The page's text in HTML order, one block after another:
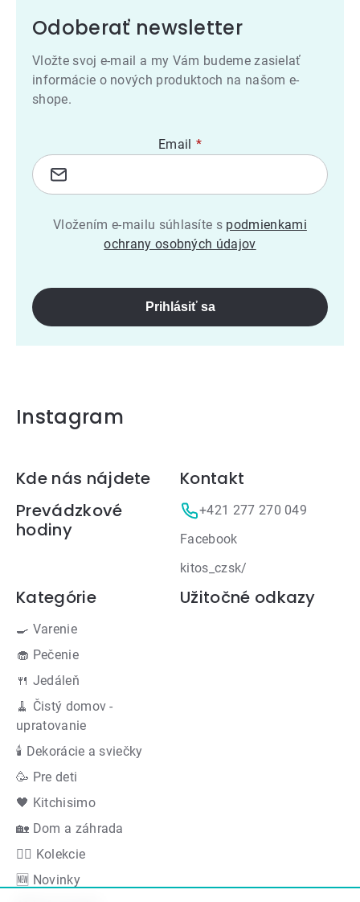
Odoberať newsletter
Vložte svoj e-mail a my Vám budeme zasielať
informácie o nových produktoch na našom e-
shope.
Email
Vložením e-mailu súhlasíte s podmienkami
ochrany osobných údajov
Prihlásiť sa
Instagram
Zápätie
Kde nás nájdete
Prevádzkové
hodiny
Kontakt
+421 277 270 049
Facebook
kitos_czsk/
Kategórie
🍳 Varenie
🧁 Pečenie
🍴 Jedáleň
🧹 Čistý domov -
upratovanie
🕯 Dekorácie a sviečky
🥳 Pre deti
🖤 Kitchisimo
🏡 Dom a záhrada
👍🏻 Kolekcie
🆕 Novinky
Užitočné odkazy